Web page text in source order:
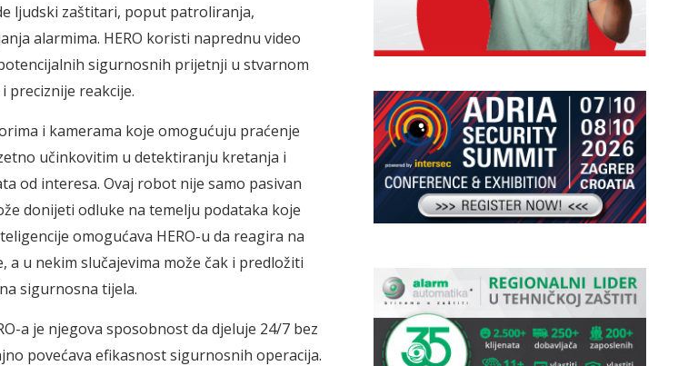
ljudski zaštitari, poput patroliranja,
alarmima. HERO koristi naprednu video
sigurnosnih prijetnji u stvarnom
preciznije reakcije.
i kamerama koje omogućuju praćenje
učinkovitim u detektiranju kretanja i
od interesa. Ovaj robot nije samo pasivan
donijeti odluke na temelju podataka koje
omogućava HERO-u da reagira na
a u nekim slučajevima može čak i predložiti
sigurnosna tijela.
a je njegova sposobnost da djeluje 24/7 bez
povećava efikasnost sigurnosnih operacija.